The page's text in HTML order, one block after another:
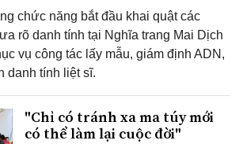
chức năng bắt đầu khai quật các
rõ danh tính tại Nghĩa trang Mai Dịch
vụ công tác lấy mẫu, giám định ADN,
danh tính liệt sĩ.
"Chỉ có tránh xa ma túy mới
có thể làm lại cuộc đời"